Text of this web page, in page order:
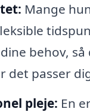
Mange
behov, så
det passer
pleje: En